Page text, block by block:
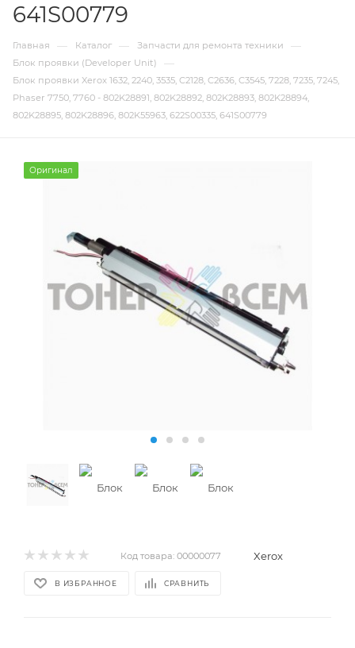
641S00779
Главная — Каталог — Запчасти для ремонта техники —
Блок проявки (Developer Unit) —
Блок проявки Xerox 1632, 2240, 3535, C2128, C2636, C3545, 7228, 7235, 7245,
Phaser 7750, 7760 - 802K28891, 802K28892, 802K28893, 802K28894,
802K28895, 802K28896, 802K55963, 622S00335, 641S00779
Оригинал
Код товара: 00000077 Xerox
В ИЗБРАННОЕ СРАВНИТЬ